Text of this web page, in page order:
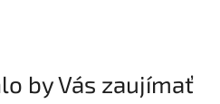
by Vás zaujímať